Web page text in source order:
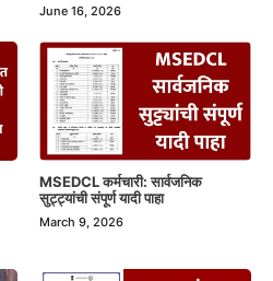
June 16, 2026
MSEDCL कर्मचारी: सार्वजनिक
सुट्ट्यांची संपूर्ण यादी पाहा
March 9, 2026